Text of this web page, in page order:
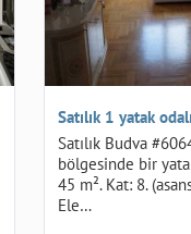
Satılık 1 yatak
Satılık Budva
bölgesinde bir
45 m². Kat: 8.
Ele…